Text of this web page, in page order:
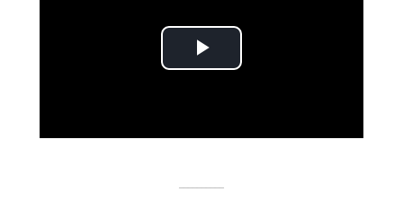
Play
––––––––––